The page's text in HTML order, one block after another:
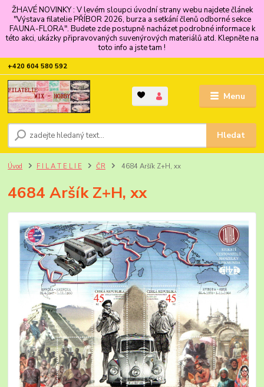
ŽHAVÉ NOVINKY : V levém sloupci úvodní strany webu najdete článek
"Výstava filatelie PŘÍBOR 2026, burza a setkání členů odborné sekce
FAUNA-FLORA". Budete zde postupně nacházet podrobné informace k
této akci, ukázky připravovaných suvenýrových materiálů atd. Klepněte na
toto info a jste tam !
Menu
Hledat
+420 604 580 592
Úvod F I L A T E L I E ČR 4684 Aršík Z+H, xx
4684 Aršík Z+H, xx